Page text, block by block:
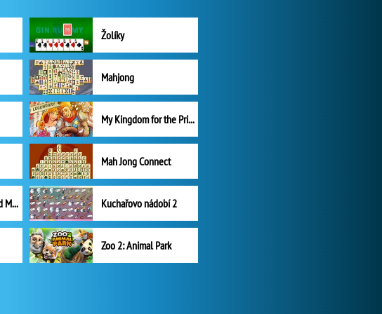
Žolíky
Mahjong
My Kingdom for the Princess Plná verze
Mah Jong Connect
Heroes of Might and Magic II Kuchařovo nádobí 2
Zoo 2: Animal Park